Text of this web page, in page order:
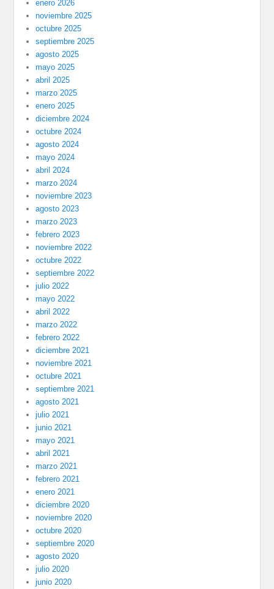
enero 2026
noviembre 2025
octubre 2025
septiembre 2025
agosto 2025
mayo 2025
abril 2025
marzo 2025
enero 2025
diciembre 2024
octubre 2024
agosto 2024
mayo 2024
abril 2024
marzo 2024
noviembre 2023
agosto 2023
marzo 2023
febrero 2023
noviembre 2022
octubre 2022
septiembre 2022
julio 2022
mayo 2022
abril 2022
marzo 2022
febrero 2022
diciembre 2021
noviembre 2021
octubre 2021
septiembre 2021
agosto 2021
julio 2021
junio 2021
mayo 2021
abril 2021
marzo 2021
febrero 2021
enero 2021
diciembre 2020
noviembre 2020
octubre 2020
septiembre 2020
agosto 2020
julio 2020
junio 2020